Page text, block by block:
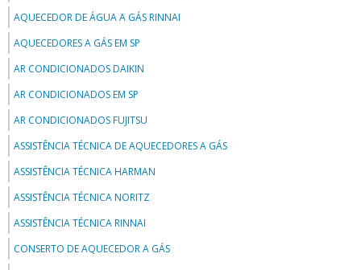
AQUECEDOR DE ÁGUA A GÁS RINNAI
AQUECEDORES A GÁS EM SP
AR CONDICIONADOS DAIKIN
AR CONDICIONADOS EM SP
AR CONDICIONADOS FUJITSU
ASSISTÊNCIA TÉCNICA DE AQUECEDORES A GÁS
ASSISTÊNCIA TÉCNICA HARMAN
ASSISTÊNCIA TÉCNICA NORITZ
ASSISTÊNCIA TÉCNICA RINNAI
CONSERTO DE AQUECEDOR A GÁS